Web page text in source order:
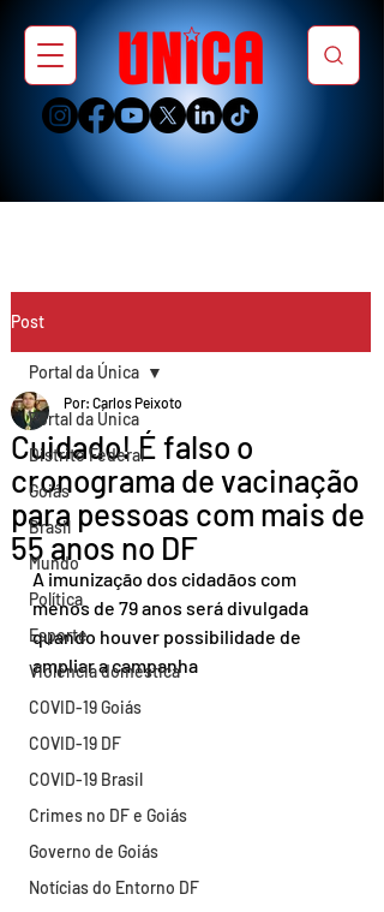
Post
Portal da Única
Distrito Federal
Goiás
Brasil
Mundo
Política
Esporte
Violência doméstica
COVID-19 Goiás
COVID-19 DF
COVID-19 Brasil
Crimes no DF e Goiás
Governo de Goiás
Notícias do Entorno DF
Portal da Única
Cuidado! É falso o
cronograma de vacinação
para pessoas com mais de
55 anos no DF
Por: Carlos Peixoto
A imunização dos cidadãos com
menos de 79 anos será divulgada
quando houver possibilidade de
ampliar a campanha